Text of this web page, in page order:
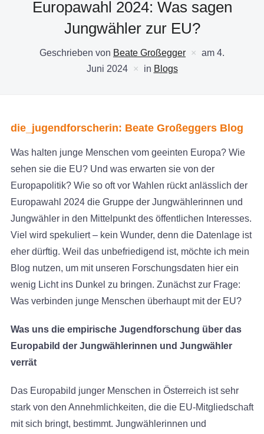
Europawahl 2024: Was sagen
Jungwähler zur EU?
Geschrieben von Beate Großegger am 4.
Juni 2024
in Blogs
die_jugendforscherin: Beate Großeggers Blog
Was halten junge Menschen vom geeinten Europa? Wie
sehen sie die EU? Und was erwarten sie von der
Europapolitik? Wie so oft vor Wahlen rückt anlässlich der
Europawahl 2024 die Gruppe der Jungwählerinnen und
Jungwähler in den Mittelpunkt des öffentlichen Interesses.
Viel wird spekuliert – kein Wunder, denn die Datenlage ist
eher dürftig. Weil das unbefriedigend ist, möchte ich mein
Blog nutzen, um mit unseren Forschungsdaten hier ein
wenig Licht ins Dunkel zu bringen. Zunächst zur Frage:
Was verbinden junge Menschen überhaupt mit der EU?
Was uns die empirische Jugendforschung über das
Europabild der Jungwählerinnen und Jungwähler
verrät
Das Europabild junger Menschen in Österreich ist sehr
stark von den Annehmlichkeiten, die die EU-Mitgliedschaft
mit sich bringt, bestimmt. Jungwählerinnen und